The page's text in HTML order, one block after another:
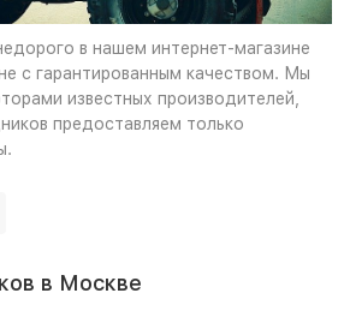
в нашем интернет-магазине
с гарантированным качеством. Мы
известных производителей,
предоставляем только
в Москве